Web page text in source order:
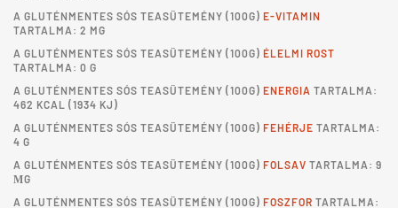
A GLUTÉNMENTES SÓS TEASÜTEMÉNY (100G) E-VITAMIN
TARTALMA: 2 MG
A GLUTÉNMENTES SÓS TEASÜTEMÉNY (100G) ÉLELMI ROST
TARTALMA: 0 G
A GLUTÉNMENTES SÓS TEASÜTEMÉNY (100G) ENERGIA TARTALMA:
462 KCAL (1934 KJ)
A GLUTÉNMENTES SÓS TEASÜTEMÉNY (100G) FEHÉRJE TARTALMA:
4 G
A GLUTÉNMENTES SÓS TEASÜTEMÉNY (100G) FOLSAV TARTALMA: 9
ΜG
A GLUTÉNMENTES SÓS TEASÜTEMÉNY (100G) FOSZFOR TARTALMA: